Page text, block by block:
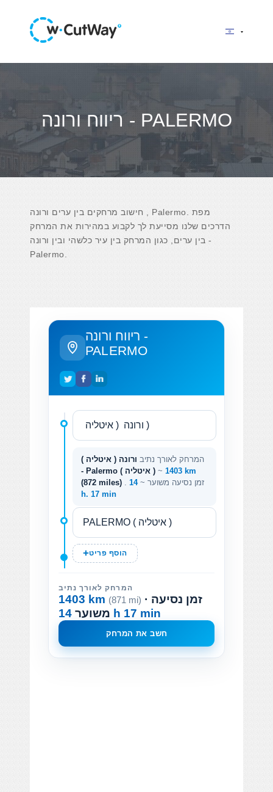
ריווח ורונה - PALERMO
חישוב מרחקים בין ערים ורונה , Palermo. מפת
הדרכים שלנו מסייעת לך לקבוע במהירות את המרחק
בין ערים, כגון המרחק בין עיר כלשהי ובין ורונה -
Palermo.
ריווח ורונה -
PALERMO
המרחק לאורך נתיב ורונה ( איטליה )
- Palermo ( איטליה ) ~
1403 km
(872 miles)
. זמן נסיעה משוער ~14
h. 17 min
הוסף פריט
המרחק לאורך נתיב
1403 km (871 mi) · זמן נסיעה
משוער 14 h 17 min
חשב את המרחק